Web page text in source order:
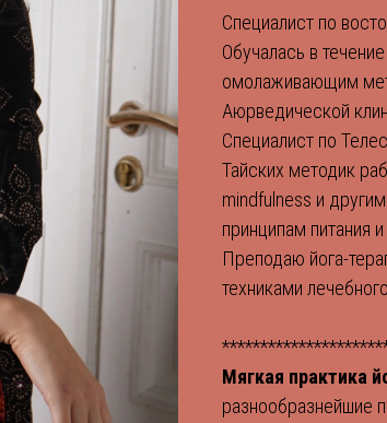
Специалист по
Обучалась в
омолаживающим
Аюрведической
Специалист по
Тайских методик
mindfulness и
принципам питания
Преподаю йога-
техниками
Мягкая практика
разнообразнейшие